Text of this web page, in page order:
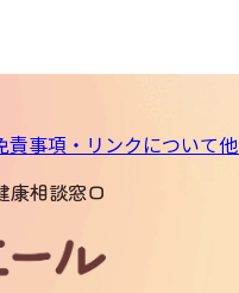
責事項・リンクについて
康相談窓口